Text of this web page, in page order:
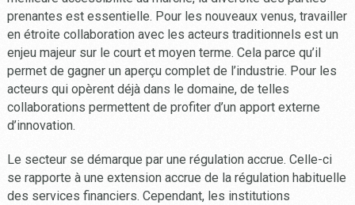
prenantes est essentielle. Pour les nouveaux venus, travailler
en étroite collaboration avec les acteurs traditionnels est un
enjeu majeur sur le court et moyen terme. Cela parce qu’il
permet de gagner un aperçu complet de l’industrie. Pour les
acteurs qui opèrent déjà dans le domaine, de telles
collaborations permettent de profiter d’un apport externe
d’innovation.
Le secteur se démarque par une régulation accrue. Celle-ci
se rapporte à une extension accrue de la régulation habituelle
des services financiers. Cependant, les institutions